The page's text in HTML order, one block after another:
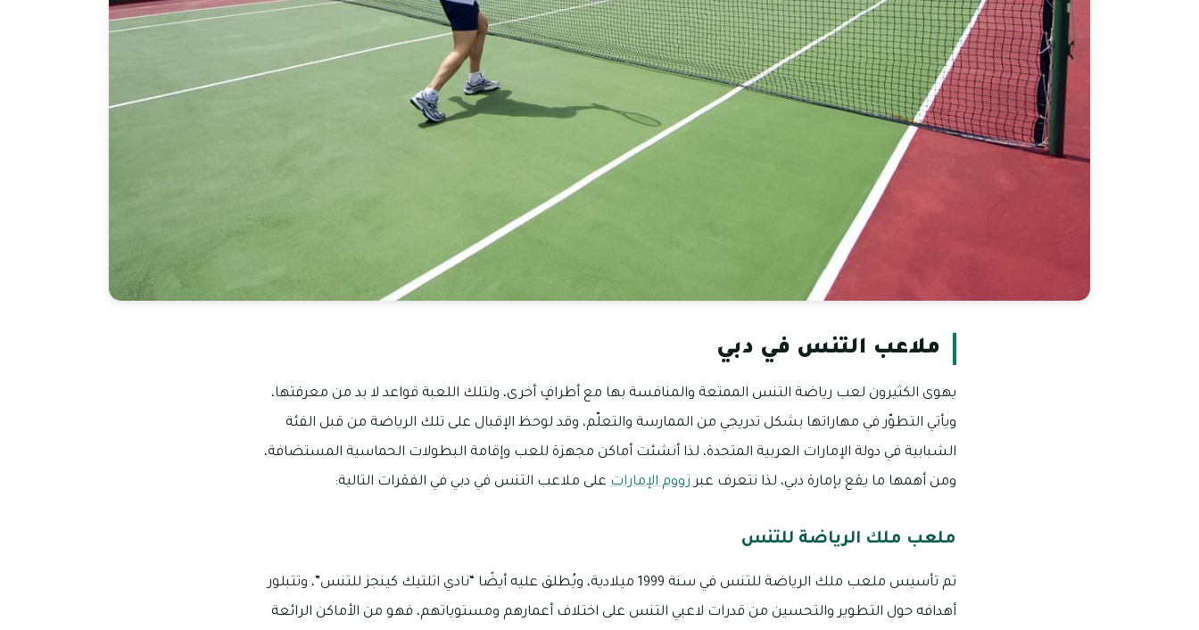
ملاعب التنس في دبي
يهوى الكثيرون لعب رياضة التنس الممتعة والمنافسة بها مع أطرافٍ أخرى، ولتلك اللعبة قواعد لا بد من معرفتها،
ويأتي التطوّر في مهاراتها بشكل تدريجي من الممارسة والتعلّم، وقد لوحظ الإقبال على تلك الرياضة من قبل الفئة
الشبابية في دولة الإمارات العربية المتحدة، لذا أنشئت أماكن مجهزة للعب وإقامة البطولات الحماسية المستضافة،
ومن أهمها ما يقع بإمارة دبي، لذا نتعرف عبرزووم الإمارات على ملاعب التنس في دبي في الفقرات التالية:
ملعب ملك الرياضة للتنس
تم تأسيس ملعب ملك الرياضة للتنس في سنة 1999 ميلادية، ويُطلق عليه أيضًا “نادي اتلتيك كينجز للتنس”، وتتبلور
أهدافه حول التطوير والتحسين من قدرات لاعبي التنس على اختلاف أعمارهم ومستوياتهم، فهو من الأماكن الرائعة